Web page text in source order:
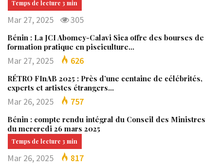
Mar 27, 2025 305
Bénin : La JCI Abomey-Calavi Sica offre des bourses de
formation pratique en pisciculture…
Mar 27, 2025 626
RÉTRO FInAB 2025 : Près d’une centaine de célébrités,
experts et artistes étrangers…
Mar 26, 2025 757
Bénin : compte rendu intégral du Conseil des Ministres
du mercredi 26 mars 2025
Mar 26, 2025 817